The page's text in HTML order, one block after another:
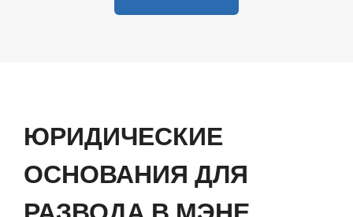
ЮРИДИЧЕСКИЕ
ОСНОВАНИЯ ДЛЯ